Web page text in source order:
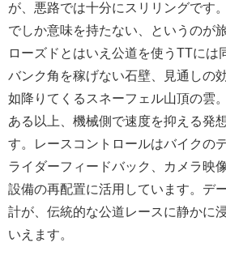
が、悪路では十分にスリリングです
でしか意味を持たない、というのが
ローズドとはいえ公道を使うTTには
バンク角を稼げない石壁、見通しの
如降りてくるスネーフェル山頂の雲
ある以上、機械側で速度を抑える発
す。レースコントロールはバイクの
ライダーフィードバック、カメラ映
設備の再配置に活用しています。デ
計が、伝統的な公道レースに静かに
いえます。